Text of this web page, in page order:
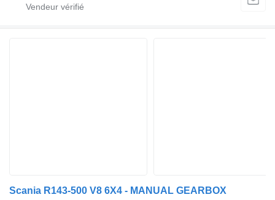
Scania R143-500 V8 6X4 - MANUAL GEARBOX